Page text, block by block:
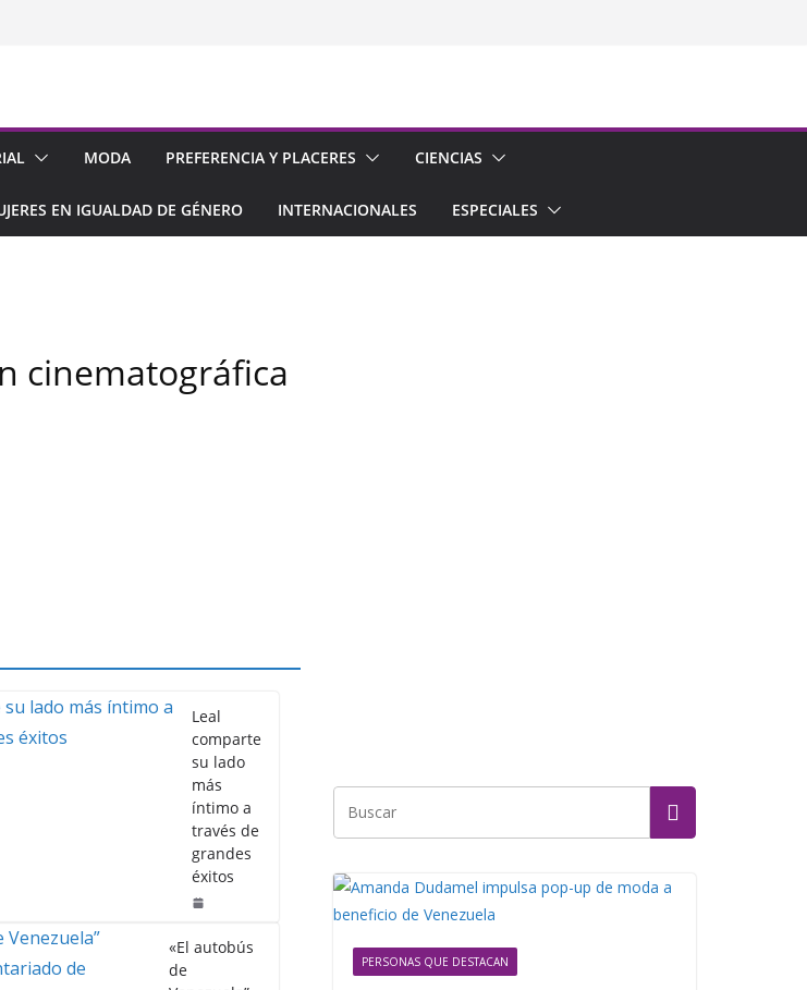
MODA PREFERENCIA Y PLACERES CIENCIAS
EN IGUALDAD DE GÉNERO INTERNACIONALES ESPECIALES
cinematográfica
Leal
comparte
su lado
más
íntimo a
través de
grandes
éxitos
«El autobús
de
PERSONAS QUE DESTACAN